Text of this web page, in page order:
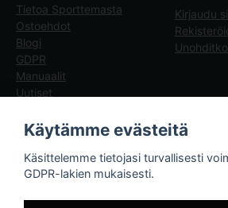
Tietoa Sporttemasta
Ostoehdot
Blogi
GDPR
Manuaalit
Uutiset
Kirjaudu
Käytämme evästeitä
Käsittelemme tietojasi turvallisesti
GDPR-lakien mukaisesti.